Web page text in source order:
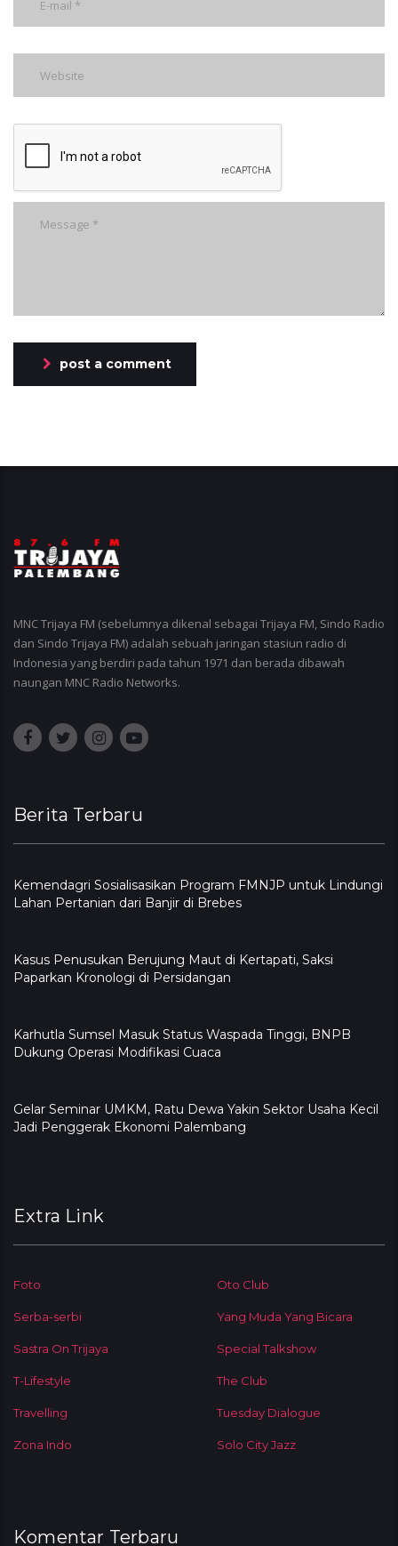
post a comment
MNC Trijaya FM (sebelumnya dikenal sebagai Trijaya FM, Sindo Radio
dan Sindo Trijaya FM) adalah sebuah jaringan stasiun radio di
Indonesia yang berdiri pada tahun 1971 dan berada dibawah
naungan MNC Radio Networks.
Berita Terbaru
Kemendagri Sosialisasikan Program FMNJP untuk Lindungi
Lahan Pertanian dari Banjir di Brebes
Kasus Penusukan Berujung Maut di Kertapati, Saksi
Paparkan Kronologi di Persidangan
Karhutla Sumsel Masuk Status Waspada Tinggi, BNPB
Dukung Operasi Modifikasi Cuaca
Gelar Seminar UMKM, Ratu Dewa Yakin Sektor Usaha Kecil
Jadi Penggerak Ekonomi Palembang
Extra Link
Foto Oto Club
Serba-serbi Yang Muda Yang Bicara
Sastra On Trijaya Special Talkshow
T-Lifestyle The Club
Travelling Tuesday Dialogue
Zona Indo Solo City Jazz
Komentar Terbaru